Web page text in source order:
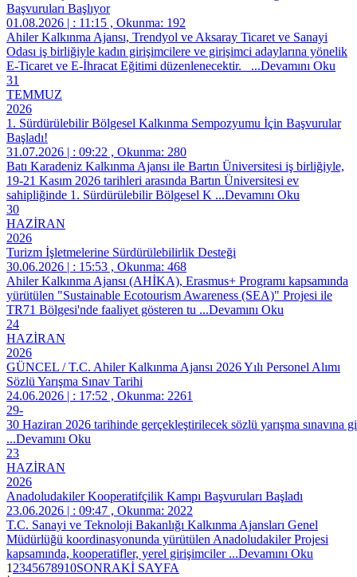
Başvuruları Başlıyor
01.08.2026 | : 11:15 , Okunma: 192
Ahiler Kalkınma Ajansı, Trendyol ve Aksaray Ticaret ve Sanayi
Odası iş birliğiyle kadın girişimcilere ve girişimci adaylarına yönelik
E-Ticaret ve E-İhracat Eğitimi düzenlenecektir. ...Devamını Oku
31
TEMMUZ
2026
1. Sürdürülebilir Bölgesel Kalkınma Sempozyumu İçin Başvurular
Başladı!
31.07.2026 | : 09:22 , Okunma: 280
Batı Karadeniz Kalkınma Ajansı ile Bartın Üniversitesi iş birliğiyle,
19-21 Kasım 2026 tarihleri arasında Bartın Üniversitesi ev
sahipliğinde 1. Sürdürülebilir Bölgesel K ...Devamını Oku
30
HAZİRAN
2026
Turizm İşletmelerine Sürdürülebilirlik Desteği
30.06.2026 | : 15:53 , Okunma: 468
Ahiler Kalkınma Ajansı (AHİKA), Erasmus+ Programı kapsamında
yürütülen "Sustainable Ecotourism Awareness (SEA)" Projesi ile
TR71 Bölgesi'nde faaliyet gösteren tu ...Devamını Oku
24
HAZİRAN
2026
GÜNCEL / T.C. Ahiler Kalkınma Ajansı 2026 Yılı Personel Alımı
Sözlü Yarışma Sınav Tarihi
24.06.2026 | : 17:52 , Okunma: 2261
29-
30 Haziran 2026 tarihinde gerçekleştirilecek sözlü yarışma sınavına
...Devamını Oku
23
HAZİRAN
2026
Anadoludakiler Kooperatifçilik Kampı Başvuruları Başladı
23.06.2026 | : 09:47 , Okunma: 2022
T.C. Sanayi ve Teknoloji Bakanlığı Kalkınma Ajansları Genel
Müdürlüğü koordinasyonunda yürütülen Anadoludakiler Projesi
kapsamında, kooperatifler, yerel girişimciler ...Devamını Oku
1 2345678910SONRAKİ SAYFA